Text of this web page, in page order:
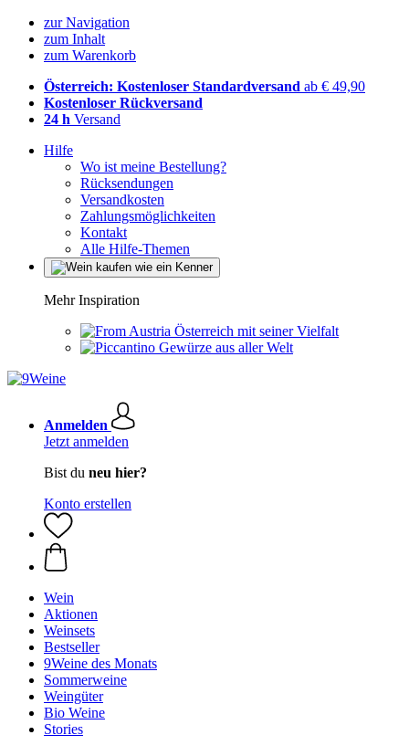
zur Navigation
zum Inhalt
zum Warenkorb
Österreich: Kostenloser Standardversand ab € 49,90
Kostenloser Rückversand
24 h Versand
Hilfe
Wo ist meine Bestellung?
Rücksendungen
Versandkosten
Zahlungsmöglichkeiten
Kontakt
Alle Hilfe-Themen
Mehr Inspiration
Österreich mit seiner Vielfalt
Gewürze aus aller Welt
Anmelden
Jetzt anmelden
Bist du neu hier?
Konto erstellen
Wein
Aktionen
Weinsets
Bestseller
9Weine des Monats
Sommerweine
Weingüter
Bio Weine
Stories